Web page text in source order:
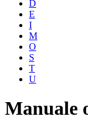
D
E
I
M
O
S
T
U
Manuale